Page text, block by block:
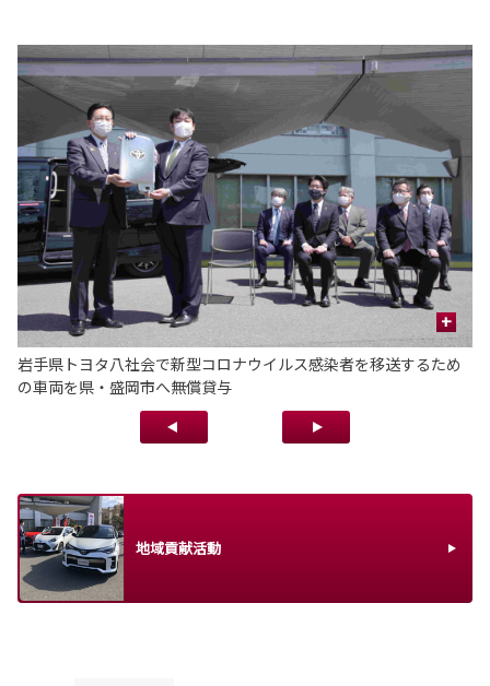
+
岩手県トヨタ八社会で新型コロナウイルス感染者を移送するため
の車両を県・盛岡市へ無償貸与
地域貢献活動